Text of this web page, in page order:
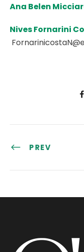
Ana Belen
Nives Fornarini
PREV